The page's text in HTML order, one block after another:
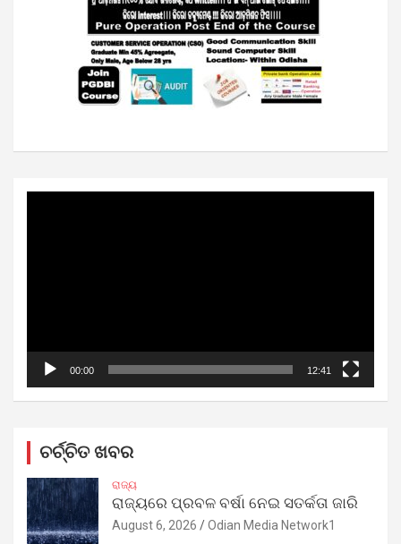
00:00 12:41
ଚର୍ଚ୍ଚିତ ଖବର
ରାଜ୍ୟ
ରାଜ୍ୟରେ ପ୍ରବଳ ବର୍ଷା ନେଇ ସତର୍କତା ଜାରି
August 6, 2026 Odian Media Network1